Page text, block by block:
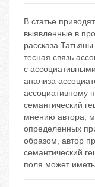
В статье
выявленные в
рассказа
тесная связь
с
анализа
ассоциативному
семантический
мнению автора,
определенных
образом, автор
семантический
поля может